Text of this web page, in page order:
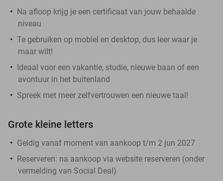
Na afloop krijg je een certificaat van jouw behaalde
niveau
Te gebruiken op mobiel en desktop, dus leer waar je
maar wilt!
Ideaal voor een vakantie, studie, nieuwe baan of een
avontuur in het buitenland
Spreek met meer zelfvertrouwen een nieuwe taal!
Grote kleine letters
Geldig vanaf moment van aankoop t/m 2 jun 2027
Reserveren: na aankoop via website reserveren (onder
vermelding van Social Deal)